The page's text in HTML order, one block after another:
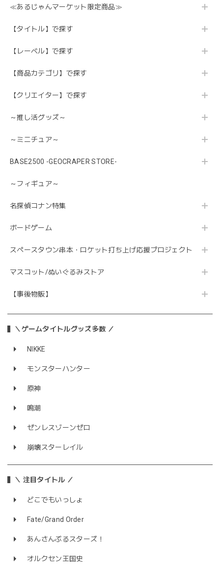
≪あるじゃんマーケット限定商品≫
【タイトル】で探す
【レーベル】で探す
【商品カテゴリ】で探す
【クリエイター】で探す
～推し活グッズ～
～ミニチュア～
BASE2500 -GEOCRAPER STORE-
～フィギュア～
名探偵コナン特集
ボードゲーム
スペースタウン串本・ロケット打ち上げ応援プロジェクト
マスコット/ぬいぐるみストア
【事後物販】
＼ゲームタイトルグッズ多数 ／
NIKKE
モンスターハンター
原神
鳴潮
ゼンレスゾーンゼロ
崩壊スターレイル
＼ 注目タイトル ／
どこでもいっしょ
Fate/Grand Order
あんさんぶるスターズ！
オルクセン王国史